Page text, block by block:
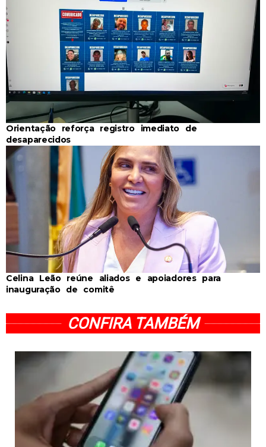
Orientação reforça registro imediato de
desaparecidos
Celina Leão reúne aliados e apoiadores para
inauguração de comitê
CONFIRA TAMBÉM